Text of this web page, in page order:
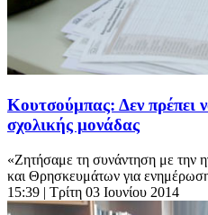
Κουτσούμπας: Δεν πρέπει
σχολικής μονάδας
«Ζητήσαμε τη συνάντηση με την
και Θρησκευμάτων για
15:39 | Τρίτη 03 Ιουνίου 2014